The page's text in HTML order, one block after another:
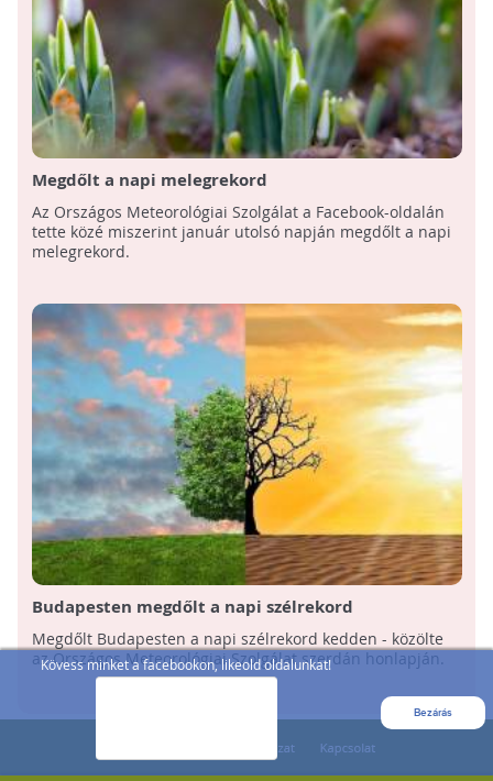
Kövess minket a facebookon, likeold oldalunkat!
Bezárás
Megdőlt a napi melegrekord
Az Országos Meteorológiai Szolgálat a Facebook-oldalán
tette közé miszerint január utolsó napján megdőlt a napi
melegrekord.
Budapesten megdőlt a napi szélrekord
Megdőlt Budapesten a napi szélrekord kedden - közölte
az Országos Meteorológiai Szolgálat szerdán honlapján.